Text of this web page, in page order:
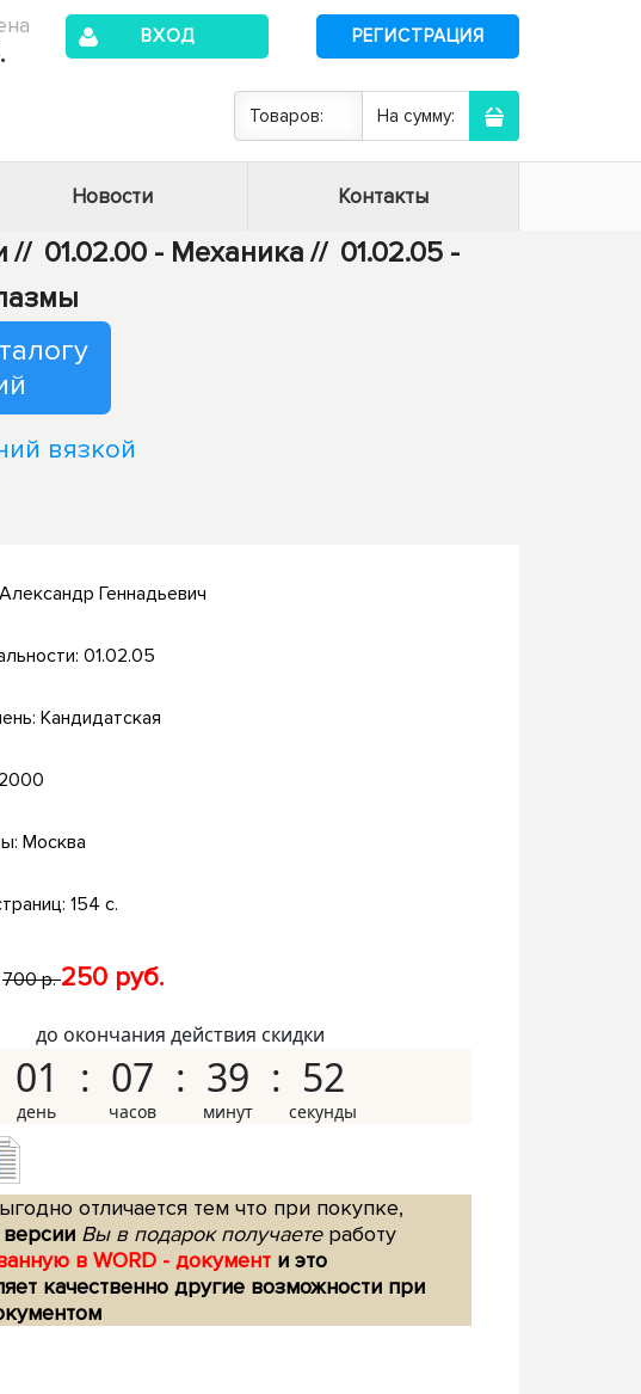
ВХОД РЕГИСТРАЦИЯ
Товаров: На сумму:
Новости Контакты
// 01.02.00 - Механика // 01.02.05 -
вязкой
Геннадьевич
01.02.05
Кандидатская
2000
Москва
154 с.
700 р.250 руб.
до окончания действия скидки
01 07 39 51
отличается тем что при покупке,
Вы в подарок получаетеработу
в WORD - документ и это
качественно другие возможности при